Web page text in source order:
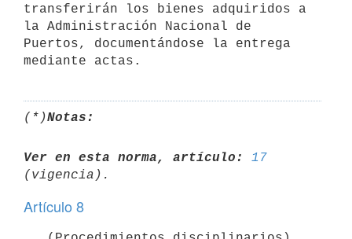
transferirán los bienes adquiridos a
la Administración Nacional de
Puertos, documentándose la entrega
(*)Notas:
Ver en esta norma, artículo:
17
Artículo 8